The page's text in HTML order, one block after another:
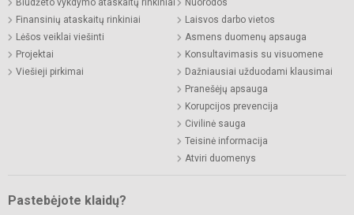
Biudžeto vykdymo ataskaitų rinkiniai
Finansinių ataskaitų rinkiniai
Lėšos veiklai viešinti
Projektai
Viešieji pirkimai
Nuorodos
Laisvos darbo vietos
Asmens duomenų apsauga
Konsultavimasis su visuomene
Dažniausiai užduodami klausimai
Pranešėjų apsauga
Korupcijos prevencija
Civilinė sauga
Teisinė informacija
Atviri duomenys
Pastebėjote klaidų?